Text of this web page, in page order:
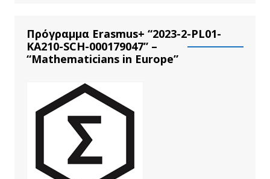
Πρόγραμμα Erasmus+ “2023-2-PL01-
KA210-SCH-000179047” –
“Mathematicians in Europe”